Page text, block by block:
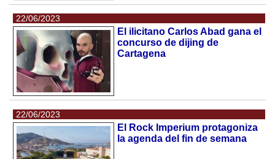
22/06/2023
El ilicitano Carlos Abad gana el
concurso de dijing de
Cartagena
22/06/2023
El Rock Imperium protagoniza
la agenda del fin de semana